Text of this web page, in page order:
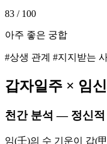
83 / 100
아주 좋은 궁합
#상생 관계 #지지받는
갑자일주 × 임신
천간 분석 — 정신적
임(壬)의 수 기운이 갑(